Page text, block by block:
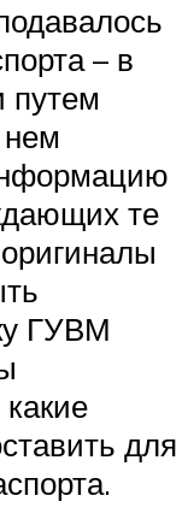
– в
путем
те
ГУВМ
для